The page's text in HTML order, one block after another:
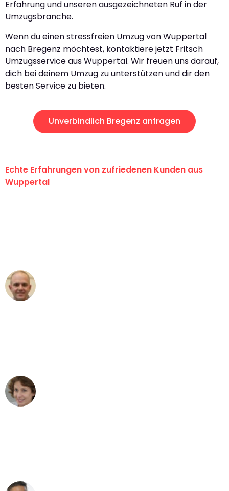
Erfahrung und unseren ausgezeichneten Ruf in der
Umzugsbranche.
Wenn du einen stressfreien Umzug von Wuppertal
nach Bregenz möchtest, kontaktiere jetzt Fritsch
Umzugsservice aus Wuppertal. Wir freuen uns darauf,
dich bei deinem Umzug zu unterstützen und dir den
besten Service zu bieten.
Unverbindlich Bregenz anfragen
Echte Erfahrungen von zufriedenen Kunden aus
Wuppertal